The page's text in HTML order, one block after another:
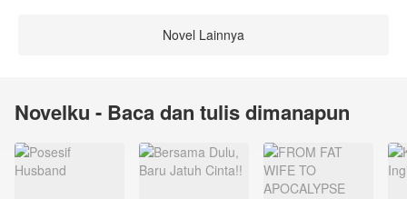
Novel Lainnya
Novelku - Baca dan tulis dimanapun